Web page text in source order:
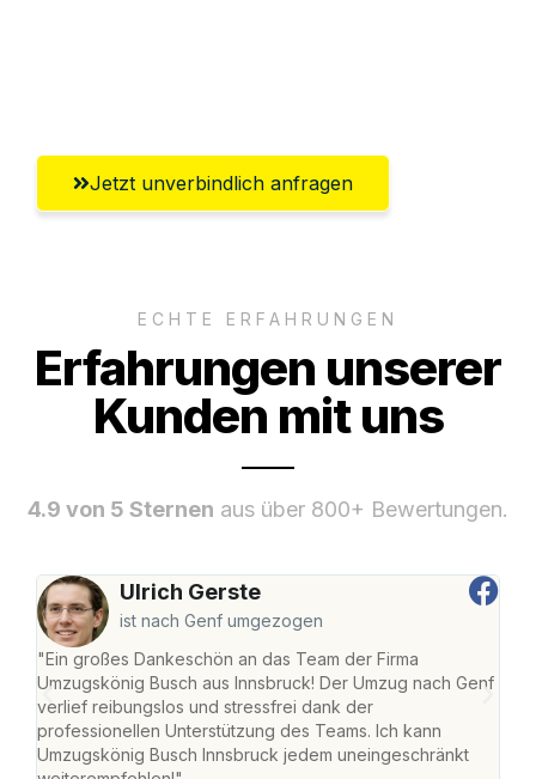
Jetzt unverbindlich anfragen
ECHTE ERFAHRUNGEN
Erfahrungen unserer
Kunden mit uns
4.9 von 5 Sternen aus über 800+ Bewertungen.
Ulrich Gerste
ist nach Genf umgezogen
"Ein großes Dankeschön an das Team der Firma
Umzugskönig Busch aus Innsbruck! Der Umzug nach Genf
verlief reibungslos und stressfrei dank der
professionellen Unterstützung des Teams. Ich kann
Umzugskönig Busch Innsbruck jedem uneingeschränkt